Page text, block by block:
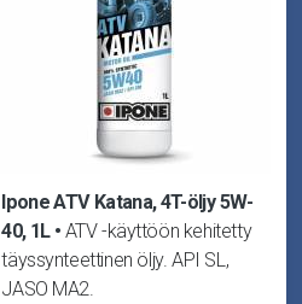
Ipone ATV Katana, 4T-öljy 5W-
40, 1L
ATV -käyttöön kehitetty
täyssynteettinen öljy. API SL,
JASO MA2.